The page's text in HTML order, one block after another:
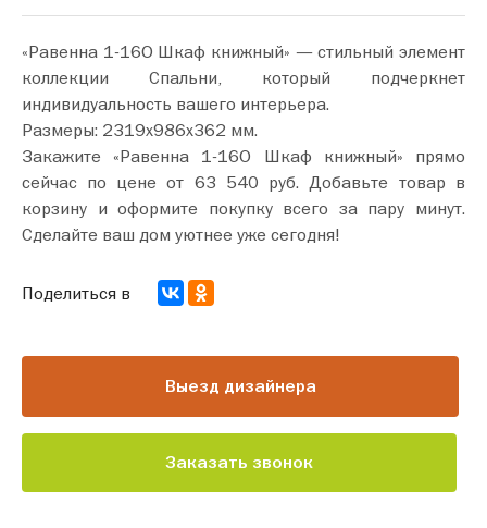
«Равенна 1-16О Шкаф книжный» — стильный элемент
коллекции Спальни, который подчеркнет
индивидуальность вашего интерьера.
Размеры: 2319х986х362 мм.
Закажите «Равенна 1-16О Шкаф книжный» прямо
сейчас по цене от 63 540 руб. Добавьте товар в
корзину и оформите покупку всего за пару минут.
Сделайте ваш дом уютнее уже сегодня!
Выезд дизайнера
Заказать звонок
Поделиться в